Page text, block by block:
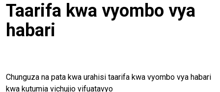
Taarifa kwa vyombo vya
habari
Chunguza na pata kwa urahisi taarifa kwa vyombo vya habari
kwa kutumia vichujio vifuatavyo